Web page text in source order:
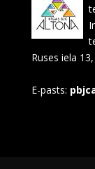
Ruses iela
E-pasts: